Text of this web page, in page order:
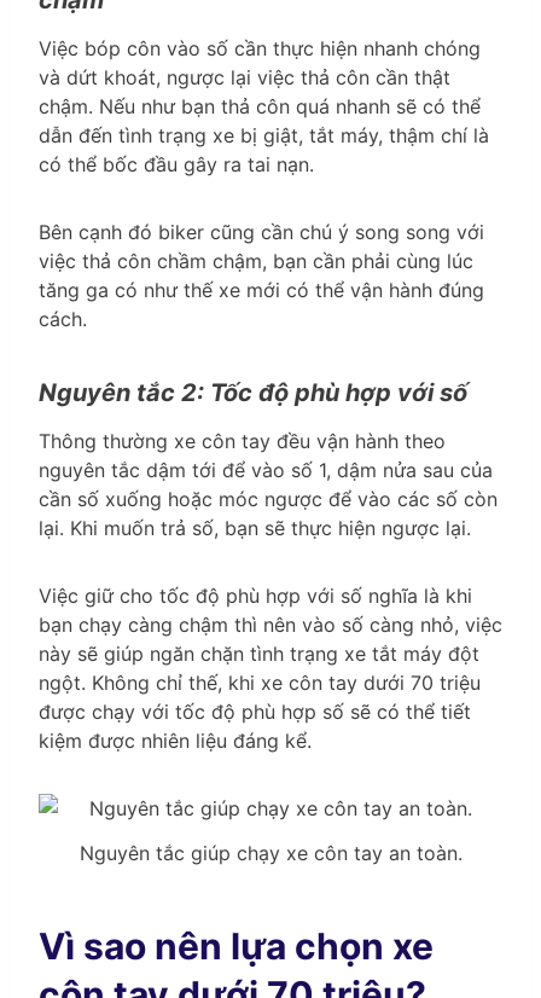
Việc bóp côn vào số cần thực hiện nhanh chóng
và dứt khoát, ngược lại việc thả côn cần thật
chậm. Nếu như bạn thả côn quá nhanh sẽ có thể
dẫn đến tình trạng xe bị giật, tắt máy, thậm chí là
có thể bốc đầu gây ra tai nạn.
Bên cạnh đó biker cũng cần chú ý song song với
việc thả côn chầm chậm, bạn cần phải cùng lúc
tăng ga có như thế xe mới có thể vận hành đúng
cách.
Nguyên tắc 2: Tốc độ phù hợp với số
Thông thường xe côn tay đều vận hành theo
nguyên tắc dậm tới để vào số 1, dậm nửa sau của
cần số xuống hoặc móc ngược để vào các số còn
lại. Khi muốn trả số, bạn sẽ thực hiện ngược lại.
Việc giữ cho tốc độ phù hợp với số nghĩa là khi
bạn chạy càng chậm thì nên vào số càng nhỏ, việc
này sẽ giúp ngăn chặn tình trạng xe tắt máy đột
ngột. Không chỉ thế, khi xe côn tay dưới 70 triệu
được chạy với tốc độ phù hợp số sẽ có thể tiết
kiệm được nhiên liệu đáng kể.
Nguyên tắc giúp chạy xe côn tay an toàn.
Vì sao nên lựa chọn xe